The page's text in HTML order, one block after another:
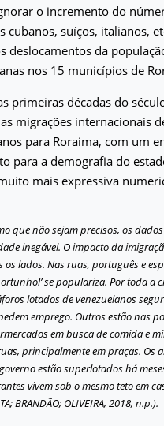
o incremento do
cubanos, suíços, italianos,
deslocamentos da
nos 15 municípios de
primeiras décadas do
migrações internacionais
para Roraima, com um
para a demografia do
mais expressiva
que não sejam precisos, os
inegável. O impacto da
os lados. Nas ruas, português e
se populariza. Por toda a
lotados de venezuelanos
emprego. Outros estão nas
em busca de comida e
principalmente em praças. Os
estão superlotados há
vivem sob o mesmo teto em
BRANDÃO; OLIVEIRA, 2018, n.p.).